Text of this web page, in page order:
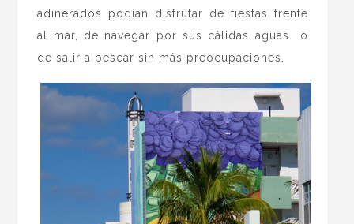
adinerados podían disfrutar de fiestas frente
al mar, de navegar por sus cálidas aguas o
de salir a pescar sin más preocupaciones.